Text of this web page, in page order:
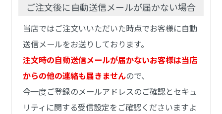
ご注文後に自動送信メールが届かない場合
当店ではご注文いいただいた時点でお客様に自動
送信メールをお送りしております。
注文時の自動送信メールが届かないお客様は当店
からの他の連絡も届きませんので、
今一度ご登録のメールアドレスのご確認とセキュ
リティに関する受信設定をご確認くださいますよ